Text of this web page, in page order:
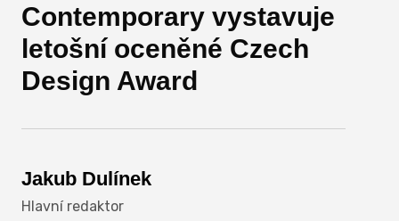
Contemporary vystavuje
letošní oceněné Czech
Design Award
Jakub Dulínek
Hlavní redaktor